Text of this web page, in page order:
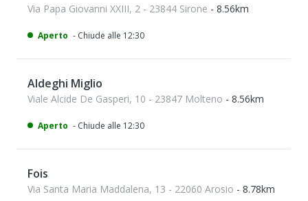
Via Papa Giovanni XXIII, 2 - 23844 Sirone - 8.56km
Aperto - Chiude alle 12:30
Aldeghi Miglio
Viale Alcide De Gasperi, 10 - 23847 Molteno - 8.56km
Aperto - Chiude alle 12:30
Fois
Via Santa Maria Maddalena, 13 - 22060 Arosio - 8.78km